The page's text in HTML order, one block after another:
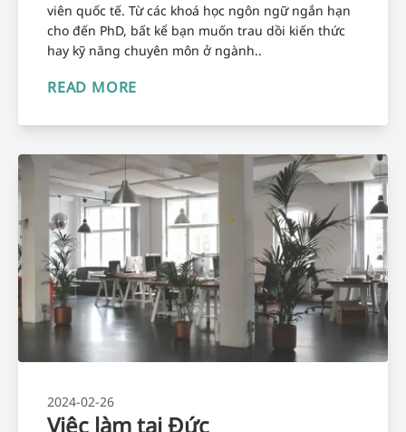
viên quốc tế. Từ các khoá học ngôn ngữ ngắn hạn
cho đến PhD, bất kể bạn muốn trau dồi kiến thức
hay kỹ năng chuyên môn ở ngành..
READ MORE
2024-02-26
Việc làm tại Đức